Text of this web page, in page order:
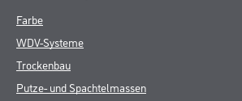
Farbe
WDV-Systeme
Trockenbau
Putze- und Spachtelmassen